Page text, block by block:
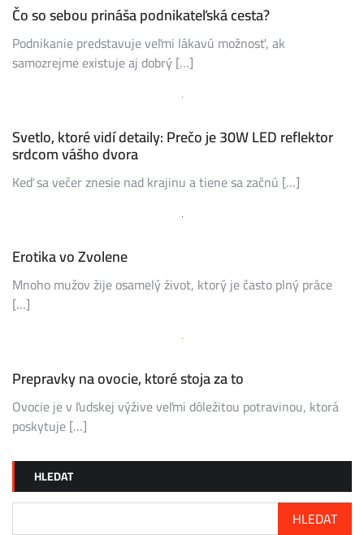
Čo so sebou prináša podnikateľská cesta?
Podnikanie predstavuje veľmi lákavú možnosť, ak
samozrejme existuje aj dobrý […]
Svetlo, ktoré vidí detaily: Prečo je 30W LED reflektor
srdcom vášho dvora
Keď sa večer znesie nad krajinu a tiene sa začnú […]
Erotika vo Zvolene
Mnoho mužov žije osamelý život, ktorý je často plný práce
[…]
Prepravky na ovocie, ktoré stoja za to
Ovocie je v ľudskej výžive veľmi dôležitou potravinou, ktorá
poskytuje […]
HLEDAT
HLEDAT